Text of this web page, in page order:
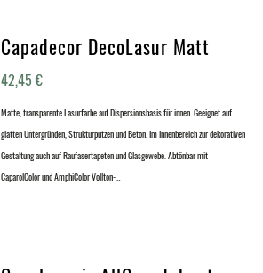
Capadecor DecoLasur Matt
42,45€
Matte, transparente Lasurfarbe auf Dispersionsbasis für innen. Geeignet auf
glatten Untergründen, Strukturputzen und Beton. Im Innenbereich zur dekorativen
Gestaltung auch auf Raufasertapeten und Glasgewebe. Abtönbar mit
CaparolColor und AmphiColor Vollton-…